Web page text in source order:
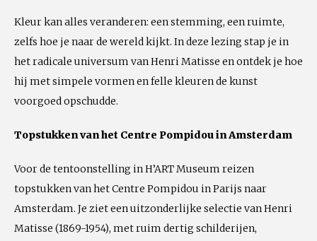
Kleur kan alles veranderen: een stemming, een ruimte,
zelfs hoe je naar de wereld kijkt. In deze lezing stap je in
het radicale universum van Henri Matisse en ontdek je hoe
hij met simpele vormen en felle kleuren de kunst
voorgoed opschudde.
Topstukken van het Centre Pompidou in Amsterdam
Voor de tentoonstelling in H’ART Museum reizen
topstukken van het Centre Pompidou in Parijs naar
Amsterdam. Je ziet een uitzonderlijke selectie van Henri
Matisse (1869-1954), met ruim dertig schilderijen,